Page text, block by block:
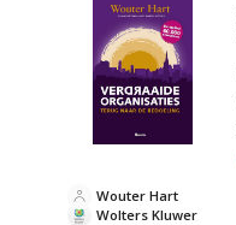
Wolters Kluwer
Wouter Hart